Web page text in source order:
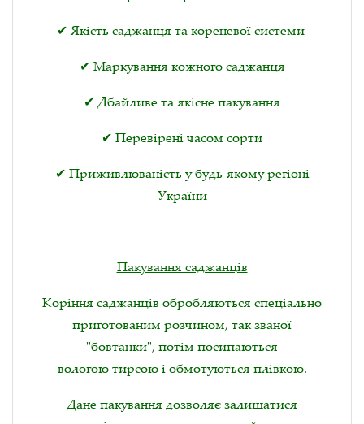
✔ Якість саджанця та кореневої системи
✔ Маркування кожного саджанця
✔ Дбайливе та якісне пакування
✔ Перевірені часом сорти
✔ Приживлюваність у будь-якому регіоні
України
Пакування саджанців
Коріння саджанців обробляються спеціально
приготованим розчином, так званої
"бовтанки", потім посипаються
вологою тирсою і обмотуються плівкою.
Дане пакування дозволяє залишатися